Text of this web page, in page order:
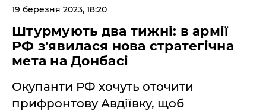
19 березня 2023, 18:20
Штурмують два тижні: в армії
РФ з'явилася нова стратегічна
мета на Донбасі
Окупанти РФ хочуть оточити
прифронтову Авдіївку, щоб